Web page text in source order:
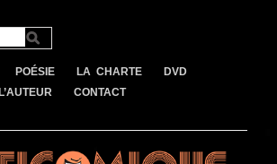
POÉSIE LA CHARTE
DVD
CONTACT